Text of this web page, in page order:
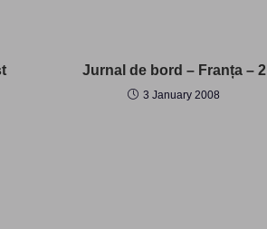
Jurnal de bord – Franța – 2
3 January 2008